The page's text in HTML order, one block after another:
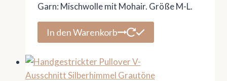
Garn: Mischwolle mit Mohair. Größe M-L.
In den Warenkorb